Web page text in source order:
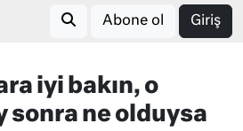
Abone ol Giriş
iyi bakın, o
sonra ne olduysa